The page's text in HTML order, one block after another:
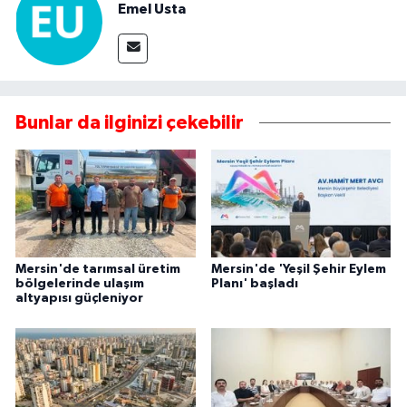
Emel Usta
Bunlar da ilginizi çekebilir
Mersin'de tarımsal üretim
bölgelerinde ulaşım
altyapısı güçleniyor
Mersin'de 'Yeşil Şehir Eylem
Planı' başladı